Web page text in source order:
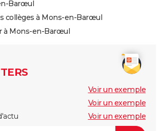
Barœul
collèges à Mons-en-Barœul
à Mons-en-Barœul
Voir un exemple
Voir un exemple
Voir un exemple